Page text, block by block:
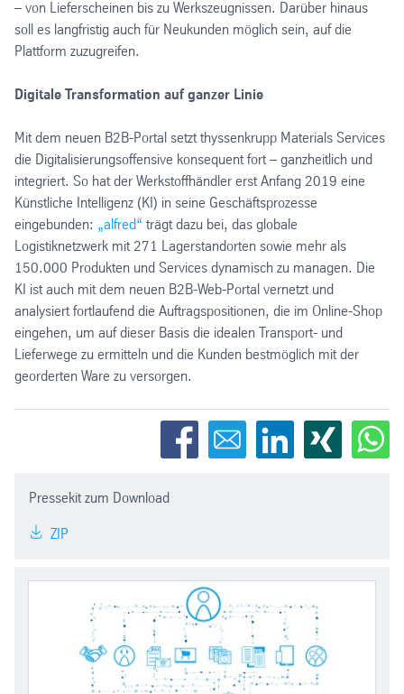
– von Lieferscheinen bis zu Werkszeugnissen. Darüber hinaus
soll es langfristig auch für Neukunden möglich sein, auf die
Plattform zuzugreifen.
Digitale Transformation auf ganzer Linie
Mit dem neuen B2B-Portal setzt thyssenkrupp Materials Services
die Digitalisierungsoffensive konsequent fort – ganzheitlich und
integriert. So hat der Werkstoffhändler erst Anfang 2019 eine
Künstliche Intelligenz (KI) in seine Geschäftsprozesse
eingebunden: „alfred“ trägt dazu bei, das globale
Logistiknetzwerk mit 271 Lagerstandorten sowie mehr als
150.000 Produkten und Services dynamisch zu managen. Die
KI ist auch mit dem neuen B2B-Web-Portal vernetzt und
analysiert fortlaufend die Auftragspositionen, die im Online-Shop
eingehen, um auf dieser Basis die idealen Transport- und
Lieferwege zu ermitteln und die Kunden bestmöglich mit der
georderten Ware zu versorgen.
Pressekit zum Download
ZIP